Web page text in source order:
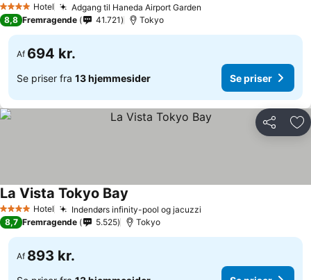
4 StjernerHotel Adgang til Haneda Airport Garden
8,8 Fremragende 41.721 Tokyo
Af 694 kr.
Se priser fra 13 hjemmesider Se priser
Del
4 StjernerHotel Indendørs infinity-pool og jacuzzi
La Vista Tokyo Bay
8,7 Fremragende 5.525 Tokyo
Af 893 kr.